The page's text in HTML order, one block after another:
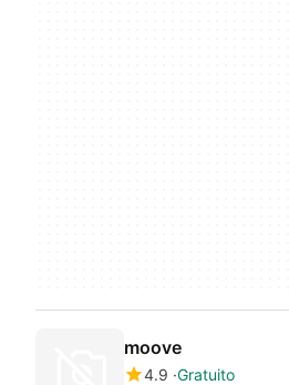
moove
4.9 Gratuito